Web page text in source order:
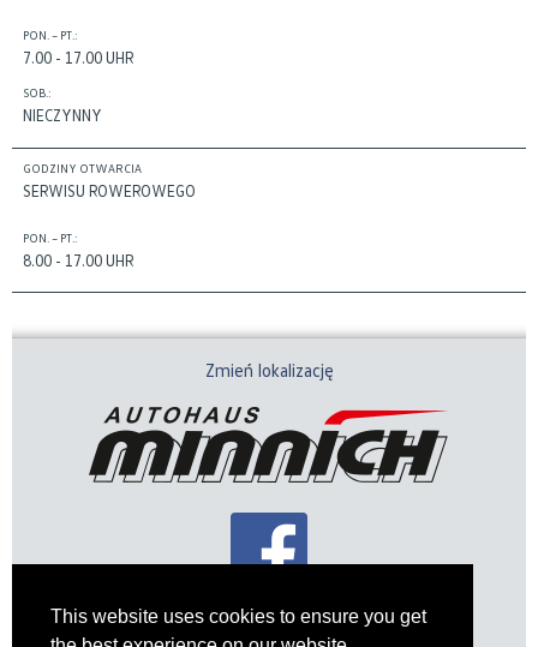
This website uses cookies to ensure you get
PON. – PT.:
7.00 - 17.00 UHR
SOB.:
NIECZYNNY
GODZINY OTWARCIA
SERWISU ROWEROWEGO
PON. – PT.:
8.00 - 17.00 UHR
Zmień lokalizację